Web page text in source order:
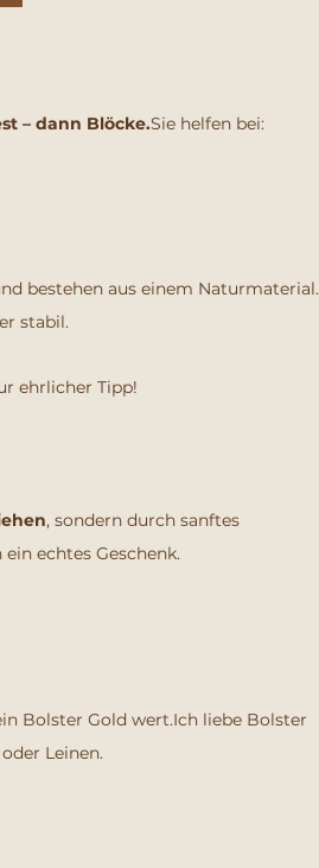
– dann Blöcke.Sie helfen bei:
bestehen aus einem Naturmaterial.
stabil.
ehrlicher Tipp!
, sondern durch sanftes
echtes Geschenk.
Bolster Gold wert.Ich liebe Bolster
Leinen.